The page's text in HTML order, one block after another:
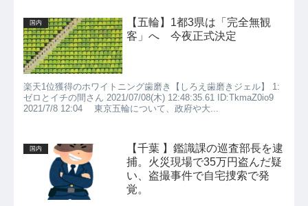
国内
【五輪】1都3県は「完全無観
客」へ 今夜正式決定
楽天1位獲得のホワイトニング歯磨き【しろえ歯磨きジェル】 1:
ゼロとイチの間さん 2021/07/08(木) 12:48:35.61 ID:TkmaZ0io9
2021/7/8 12:04 東京五輪について、政府や大...
国内
【千葉 】鑑識課の巡査部長を逮
捕。火災現場で35万円盗んだ疑
い、盗撮事件で自宅捜索で発
覚。